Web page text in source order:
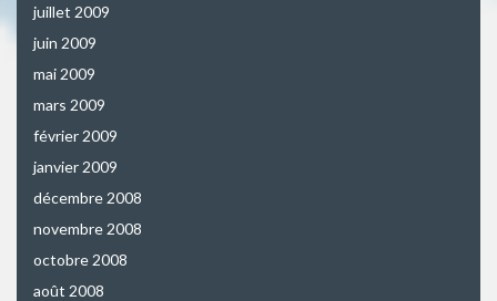
juillet 2009
juin 2009
mai 2009
mars 2009
février 2009
janvier 2009
décembre 2008
novembre 2008
octobre 2008
août 2008